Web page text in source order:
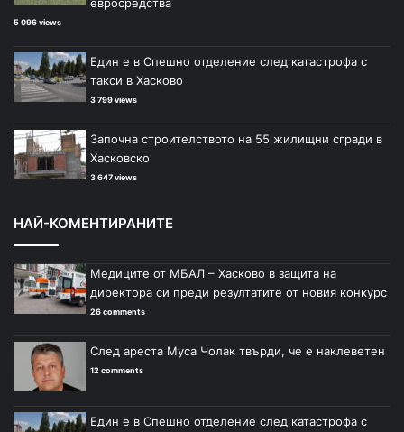
5 096 views
Един е в Спешно отделение след катастрофа с
такси в Хасково
3 799 views
Започна строителството на 55 жилищни сгради в
Хасковско
3 647 views
НАЙ-КОМЕНТИРАНИТЕ
Медиците от МБАЛ – Хасково в защита на
директора си преди резултатите от новия конкурс
26 comments
След ареста Муса Чолак твърди, че е наклеветен
12 comments
Един е в Спешно отделение след катастрофа с